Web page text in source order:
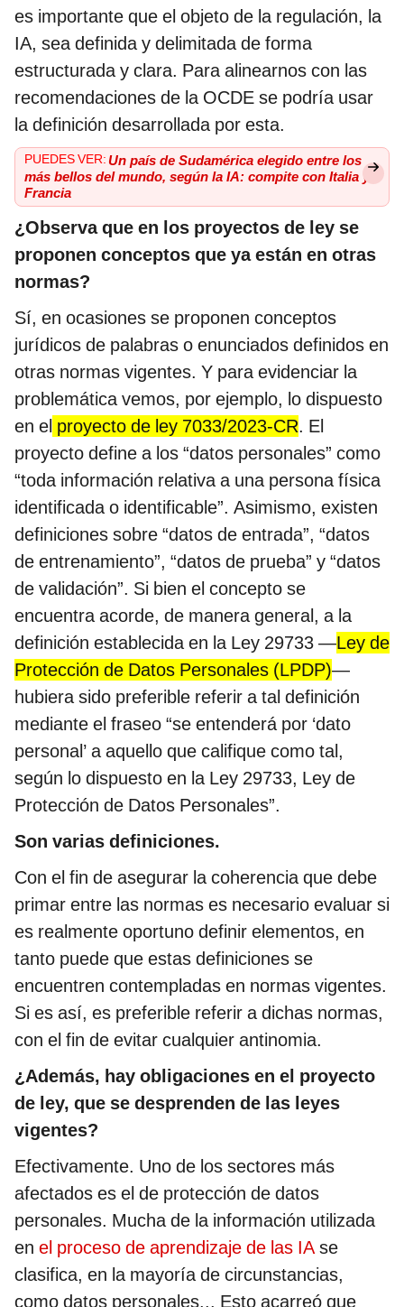
es importante que el objeto de la regulación, la
IA, sea definida y delimitada de forma
estructurada y clara. Para alinearnos con las
recomendaciones de la OCDE se podría usar
la definición desarrollada por esta.
PUEDES VER:Un país de Sudamérica elegido entre los
más bellos del mundo, según la IA: compite con Italia y
Francia
¿Observa que en los proyectos de ley se
proponen conceptos que ya están en otras
normas?
Sí, en ocasiones se proponen conceptos
jurídicos de palabras o enunciados definidos en
otras normas vigentes. Y para evidenciar la
problemática vemos, por ejemplo, lo dispuesto
en el proyecto de ley 7033/2023-CR. El
proyecto define a los “datos personales” como
“toda información relativa a una persona física
identificada o identificable”. Asimismo, existen
definiciones sobre “datos de entrada”, “datos
de entrenamiento”, “datos de prueba” y “datos
de validación”. Si bien el concepto se
encuentra acorde, de manera general, a la
definición establecida en la Ley 29733 —Ley de
Protección de Datos Personales (LPDP)—
hubiera sido preferible referir a tal definición
mediante el fraseo “se entenderá por ‘dato
personal’ a aquello que califique como tal,
según lo dispuesto en la Ley 29733, Ley de
Protección de Datos Personales”.
Son varias definiciones.
Con el fin de asegurar la coherencia que debe
primar entre las normas es necesario evaluar si
es realmente oportuno definir elementos, en
tanto puede que estas definiciones se
encuentren contempladas en normas vigentes.
Si es así, es preferible referir a dichas normas,
con el fin de evitar cualquier antinomia.
¿Además, hay obligaciones en el proyecto
de ley, que se desprenden de las leyes
vigentes?
Efectivamente. Uno de los sectores más
afectados es el de protección de datos
personales. Mucha de la información utilizada
en el proceso de aprendizaje de las IAse
clasifica, en la mayoría de circunstancias,
como datos personales... Esto acarreó que